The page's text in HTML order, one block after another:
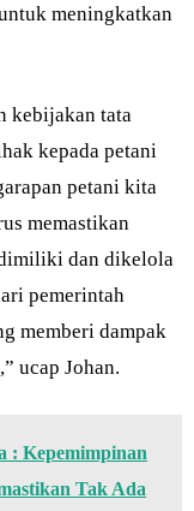
meningkatkan
kebijakan tata
kepada petani
petani kita
memastikan
dan dikelola
pemerintah
memberi dampak
ucap Johan.
: Kepemimpinan
Tak Ada